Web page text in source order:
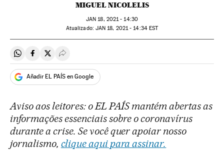
MIGUEL NICOLELIS
JAN 18, 2021 - 14:30
atualizado: JAN 18, 2021 - 14:34EST
Compartir en Whatsapp
Compartir en Facebook
Compartir en Twitter
Desplegar Redes Sociales
Añadir EL PAÍS en Google
Aviso aos leitores: o EL PAÍS mantém abertas as
informações essenciais sobre o coronavírus
durante a crise. Se você quer apoiar nosso
jornalismo, clique aqui para assinar.